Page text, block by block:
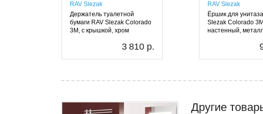
RAV Slezak
Держатель туалетной
бумаги RAV Slezak Colorado
3M, с крышкой, хром
3 810 р.
RAV Slezak
Ёршик для
Slezak Colorado 3M
настенный,
Другие